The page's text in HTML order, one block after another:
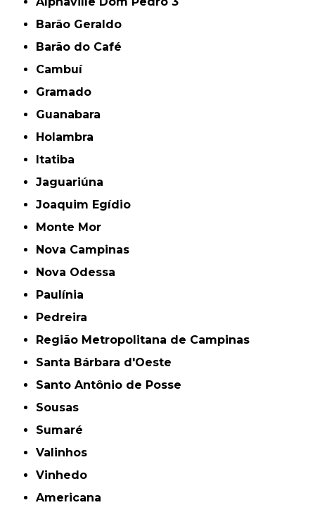
Barão Geraldo
Barão do Café
Cambuí
Gramado
Guanabara
Holambra
Itatiba
Jaguariúna
Joaquim Egídio
Monte Mor
Nova Campinas
Nova Odessa
Paulínia
Pedreira
Região Metropolitana de Campinas
Santa Bárbara d'Oeste
Santo Antônio de Posse
Sousas
Sumaré
Valinhos
Vinhedo
americana